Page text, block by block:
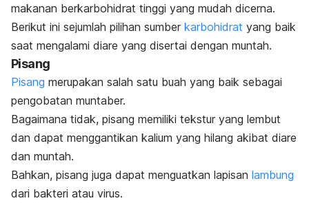
makanan berkarbohidrat tinggi yang mudah dicerna.
Berikut ini sejumlah pilihan sumber karbohidrat yang baik
saat mengalami diare yang disertai dengan muntah.
Pisang
Pisang merupakan salah satu buah yang baik sebagai
pengobatan muntaber.
Bagaimana tidak, pisang memiliki tekstur yang lembut
dan dapat menggantikan kalium yang hilang akibat diare
dan muntah.
Bahkan, pisang juga dapat menguatkan lapisan lambung
dari bakteri atau virus.